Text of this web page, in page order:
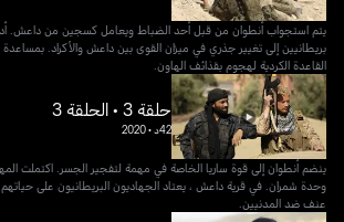
يتم استجواب أنطوان من قبل أحد الضباط ويعامل كسجين من داعش.
بريطانيين إلى تغيير جذري في ميزان القوى بين داعش والأكراد. بمساعدة
القاعدة الكردية لهجوم بقذائف الهاون.
حلقة 3 • الحلقة 3
42د •
2020
ينضم أنطوان إلى قوة ساريا الخاصة في مهمة لتفجير الجسر. اكتملت
وحدة شمران. في قرية داعش ، يعتاد الجهاديون البريطانيون على
عنف ضد المدنيين.